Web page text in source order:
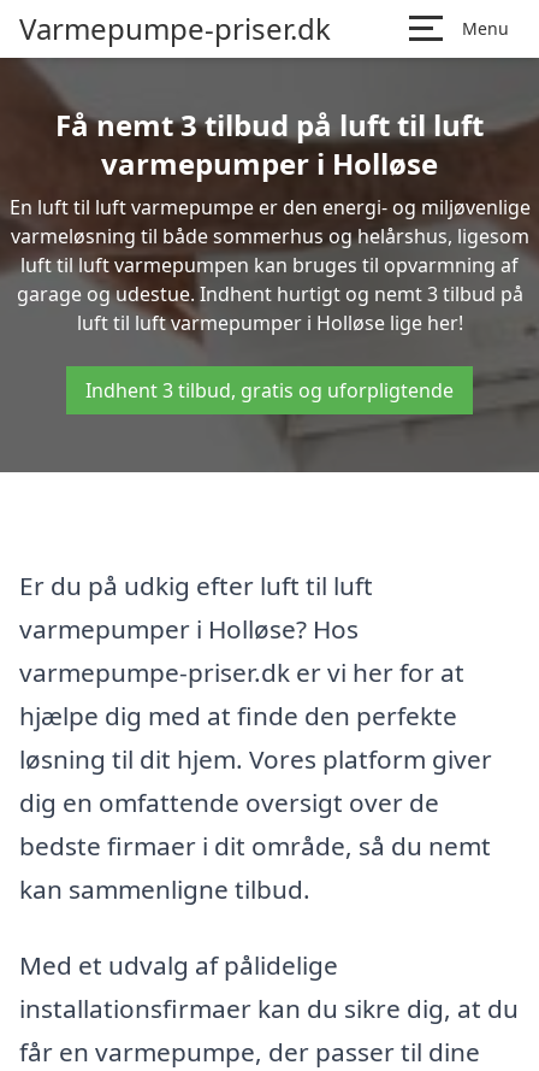
Varmepumpe-priser.dk Menu
Få nemt 3 tilbud på luft til luft
varmepumper i Holløse
En luft til luft varmepumpe er den energi- og miljøvenlige
varmeløsning til både sommerhus og helårshus, ligesom
luft til luft varmepumpen kan bruges til opvarmning af
garage og udestue. Indhent hurtigt og nemt 3 tilbud på
luft til luft varmepumper i Holløse lige her!
Indhent 3 tilbud, gratis og uforpligtende
Er du på udkig efter luft til luft
varmepumper i Holløse? Hos
varmepumpe-priser.dk er vi her for at
hjælpe dig med at finde den perfekte
løsning til dit hjem. Vores platform giver
dig en omfattende oversigt over de
bedste firmaer i dit område, så du nemt
kan sammenligne tilbud.
Med et udvalg af pålidelige
installationsfirmaer kan du sikre dig, at du
får en varmepumpe, der passer til dine